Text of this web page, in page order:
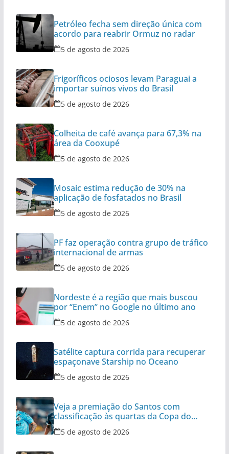
Petróleo fecha sem direção única com
acordo para reabrir Ormuz no radar
5 de agosto de 2026
Frigoríficos ociosos levam Paraguai a
importar suínos vivos do Brasil
5 de agosto de 2026
Colheita de café avança para 67,3% na
área da Cooxupé
5 de agosto de 2026
Mosaic estima redução de 30% na
aplicação de fosfatados no Brasil
5 de agosto de 2026
PF faz operação contra grupo de tráfico
internacional de armas
5 de agosto de 2026
Nordeste é a região que mais buscou
por “Enem” no Google no último ano
5 de agosto de 2026
Satélite captura corrida para recuperar
espaçonave Starship no Oceano
5 de agosto de 2026
Veja a premiação do Santos com
classificação às quartas da Copa do
Brasil
5 de agosto de 2026